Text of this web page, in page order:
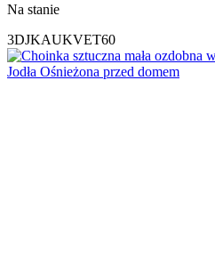
Na stanie
3DJKAUKVET60